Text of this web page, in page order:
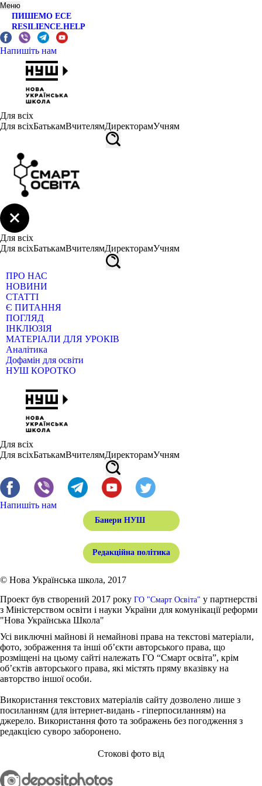
Меню
ПИШЕМО ЕСЕ
RESILIENCE.HELP
Напишіть нам
Для всіх
Для всіхБатькамВчителямДиректорамУчням
Для всіх
Для всіхБатькамВчителямДиректорамУчням
ПРО НАС
НОВИНИ
СТАТТІ
Є ПИТАННЯ
ПОГЛЯД
ІНКЛЮЗІЯ
МАТЕРІАЛИ ДЛЯ УРОКІВ
Аналітика
Дофамін для освіти
НУШ КОРОТКО
Для всіх
Для всіхБатькамВчителямДиректорамУчням
Напишіть нам
Банери НУШ
Редакційна політика
© Нова Українська школа, 2017
Проект був створений 2017 року ГО "Смарт Освіта" у партнерстві
з Міністерством освіти і науки України для комунікації реформи
"Нова Українська Школа"
Усі виключні майнові й немайнові права на текстові матеріали,
фото, зображення та інші об’єкти авторського права, що
розміщені на цьому сайті належать ГО “Смарт освіта”, крім
об’єктів авторського права, які містять пряму вказівку на
авторство іншої особи.
Використання текстових матеріалів сайту дозволено лише з
посиланням (для інтернет-видань - гіперпосиланням) на
джерело. Використання фото та зображень без погодження з
редакцією суворо заборонено.
Стокові фото від